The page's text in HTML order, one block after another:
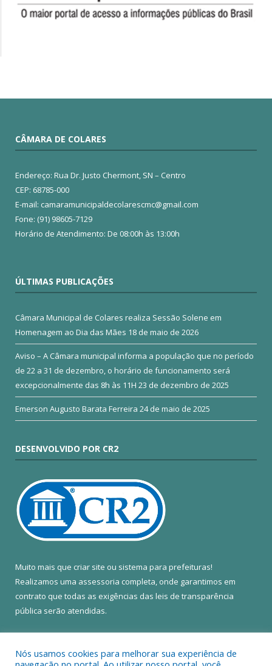
CÂMARA DE COLARES
Endereço: Rua Dr. Justo Chermont, SN – Centro
CEP: 68785-000
E-mail: camaramunicipaldecolarescmc@gmail.com
Fone: (91) 98605-7129
Horário de Atendimento: De 08:00h às 13:00h
ÚLTIMAS PUBLICAÇÕES
Câmara Municipal de Colares realiza Sessão Solene em
Homenagem ao Dia das Mães 18 de maio de 2026
Aviso – A Câmara municipal informa a população que no período
de 22 a 31 de dezembro, o horário de funcionamento será
excepcionalmente das 8h às 11H 23 de dezembro de 2025
Emerson Augusto Barata Ferreira 24 de maio de 2025
DESENVOLVIDO POR CR2
Muito mais que criar site ou sistema para prefeituras!
Realizamos uma assessoria completa, onde garantimos em
contrato que todas as exigências das leis de transparência
pública serão atendidas.
Nós usamos cookies para melhorar sua experiência de